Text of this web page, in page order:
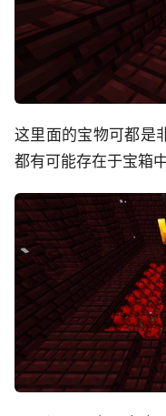
这里面的宝物可都是
都有可能存在于宝箱